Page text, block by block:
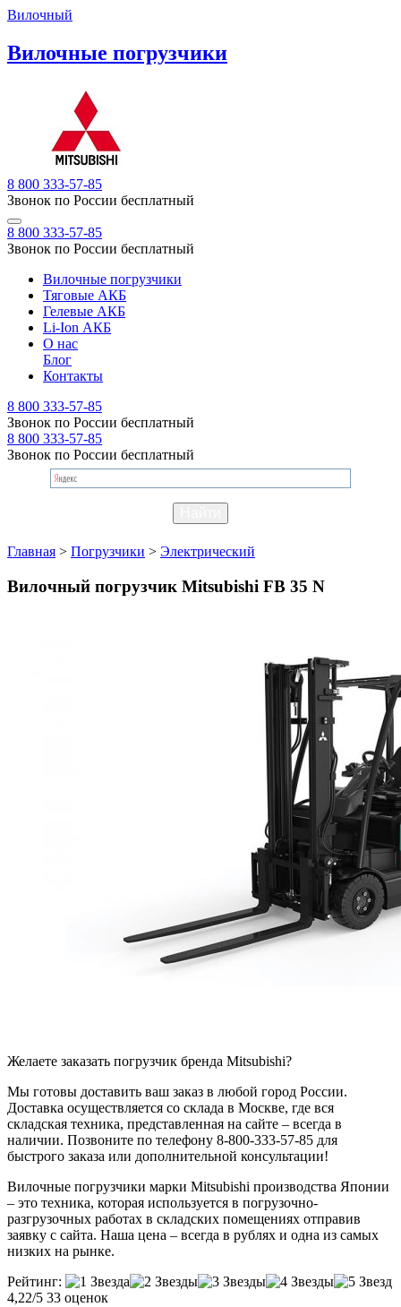
Вилочный
Вилочные погрузчики
8 800 333-57-85
Звонок по России бесплатный
8 800 333-57-85
Звонок по России бесплатный
Вилочные погрузчики
Тяговые АКБ
Гелевые АКБ
Li-Ion АКБ
О нас
Блог
Контакты
8 800 333-57-85
Звонок по России бесплатный
8 800 333-57-85
Звонок по России бесплатный
Главная > Погрузчики > Электрический
Вилочный погрузчик Mitsubishi FB 35 N
Желаете заказать погрузчик бренда Mitsubishi?
Мы готовы доставить ваш заказ в любой город России.
Доставка осуществляется со склада в Москве, где вся
складская техника, представленная на сайте – всегда в
наличии. Позвоните по телефону 8-800-333-57-85 для
быстрого заказа или дополнительной консультации!
Вилочные погрузчики марки Mitsubishi производства Японии
– это техника, которая используется в погрузочно-
разгрузочных работах в складских помещениях отправив
заявку с сайта. Наша цена – всегда в рублях и одна из самых
низких на рынке.
Рейтинг:
4,22/5 33 оценок